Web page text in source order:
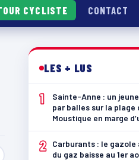
CYCLISTE CONTACT
LES + LUS
1
Sainte-Anne : un
par balles sur la plage
Moustique en marge
2
Carburants : le gazole
du gaz baisse au 1er